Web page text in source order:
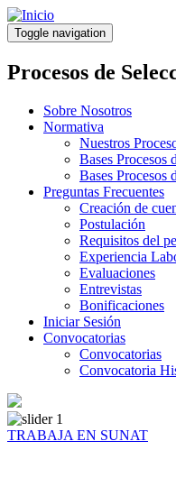
Pasar
al
contenido
principal
Toggle navigation
Procesos de
Sobre Nosotros
Normativa
Nuestros
Bases Procesos
Bases Procesos
Preguntas Frecuentes
Creación de
Postulación
Requisitos del
Experiencia
Evaluaciones
Entrevistas
Bonificaciones
Iniciar Sesión
Convocatorias
Convocatorias
Convocatoria
TRABAJA EN SUNAT